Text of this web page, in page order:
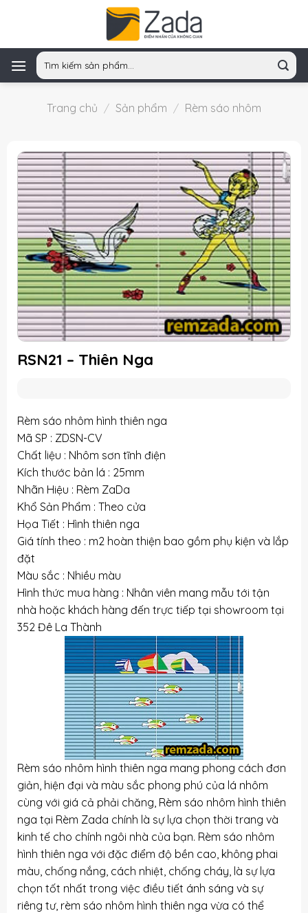
Tìm
kiếm:
Trang chủ / Sản phẩm / Rèm sáo nhôm
RSN21 – Thiên Nga
Rèm sáo nhôm hình thiên nga
Mã SP : ZDSN-CV
Chất liệu : Nhôm sơn tĩnh điện
Kích thước bản lá : 25mm
Nhãn Hiệu : Rèm ZaDa
Khổ Sản Phẩm : Theo cửa
Họa Tiết : Hình thiên nga
Giá tính theo : m2 hoàn thiện bao gồm phụ kiện và lắp
đặt
Màu sắc : Nhiều màu
Hình thức mua hàng : Nhân viên mang mẫu tới tận
nhà hoặc khách hàng đến trực tiếp tại showroom tại
352 Đê La Thành
Rèm sáo nhôm hình thiên nga mang phong cách đơn
giản, hiện đại và màu sắc phong phú của lá nhôm
cùng với giá cả phải chăng, Rèm sáo nhôm hình thiên
nga tại Rèm Zada chính là sự lựa chọn thời trang và
kinh tế cho chính ngôi nhà của bạn. Rèm sáo nhôm
hình thiên nga với đặc điểm độ bền cao, không phai
màu, chống nắng, cách nhiệt, chống cháy, là sự lựa
chọn tốt nhất trong việc điều tiết ánh sáng và sự
riêng tư, rèm sáo nhôm hình thiên nga vừa có thể